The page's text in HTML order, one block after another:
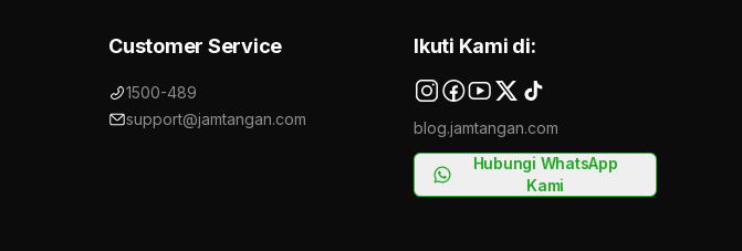
Customer Service
1500-489
support@jamtangan.com
Ikuti Kami di:
blog.jamtangan.com
Hubungi WhatsApp
Kami